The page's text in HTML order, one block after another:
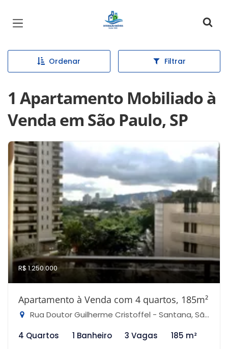
Página inicial
Ordenar Filtrar
1 Apartamento Mobiliado à
Venda em São Paulo, SP
R$ 1.250.000
Apartamento à Venda com 4 quartos, 185m²
Rua Doutor Guilherme Cristoffel - Santana, São Paulo-SP
4 Quartos
1 Banheiro 3 Vagas 185 m²